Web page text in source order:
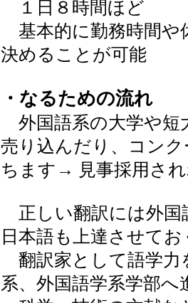
１日８時間ほど
基本的に勤務時間や
決めることが可能
・なるための流れ
外国語系の大学や短
売り込んだり、コン
ちます→ 見事採用さ
正しい翻訳には外国
日本語も上達させて
翻訳家として語学力
系、外国語学系学部